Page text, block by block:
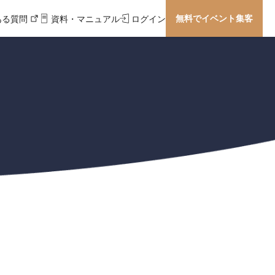
質問 資料・マニュアル ログイン 無料でイベント集客